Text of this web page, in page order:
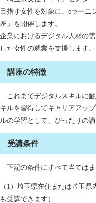
目指す女性を対象に、eラー
座」を開催します。
企業におけるデジタル人材の
した女性の就業を支援します。
講座の特徴
これまでデジタルスキルに
キルを習得してキャリアアッ
ルの学習として、ぴったりの
受講条件
下記の条件にすべて当てはま
（1）埼玉県在住または埼玉
も受講できます）